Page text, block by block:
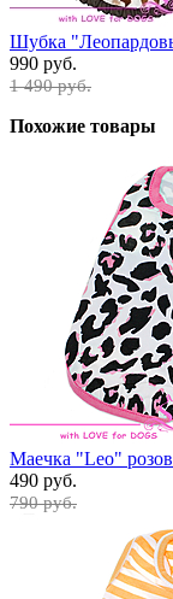
Шубка
990 руб.
1 490 руб.
Похожие товары
Маечка "Leo"
490 руб.
790 руб.